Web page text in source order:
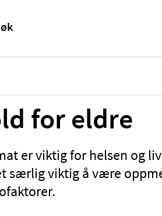
for eldre
er viktig for helsen og
særlig viktig å være